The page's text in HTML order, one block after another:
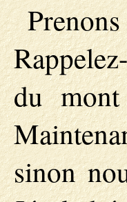
du
sinon